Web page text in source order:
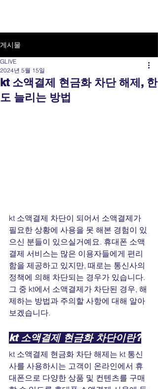
게시물
kt 소액결제 현금화 차단 해제, 한
도 늘리는 방법
GLIVE
2024년 5월 15일
kt 소액결제 차단이 되어서 소액결제가
필요한 상황에 사용을 못 해본 경험이 있
으신 분들이 있으실거예요. 휴대폰 소액
결제 서비스는 많은 이용자들에게 편리
함을 제공하고 있지만, 때로는 통신사의
정책에 의해 차단되는 경우가 있습니다.
그 중 kt에서 소액결제가 차단된 경우, 해
제하는 방법과 주의할 사항에 대해 알아
보겠습니다.
kt 소액결제 현금화 차단이란?
kt 소액결제 현금화 차단 해제는 kt 통신
사를 사용하시는 고객이 온라인에서 휴
대폰으로 다양한 상품 및 컨텐츠를 구매